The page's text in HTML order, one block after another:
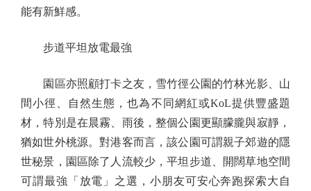
能有新鮮感。
步道平坦放電最強
園區亦照顧打卡之友，雪竹徑公園的竹林光影、山
間小徑、自然生態，也為不同網紅或KoL提供豐盛題
材，特別是在晨霧、雨後，整個公園更顯朦朧與寂靜，
猶如世外桃源。對港客而言，該公園可謂親子郊遊的隱
世秘景，園區除了人流較少，平坦步道、開闊草地空間
可謂最強「放電」之選，小朋友可安心奔跑探索大自